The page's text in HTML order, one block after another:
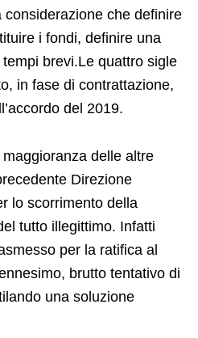
che definire
i fondi, definire una
brevi.Le quattro sigle
in fase di contrattazione,
del 2019.
delle altre
Direzione
lo scorrimento della
tutto illegittimo. Infatti
per la ratifica al
brutto tentativo di
una soluzione